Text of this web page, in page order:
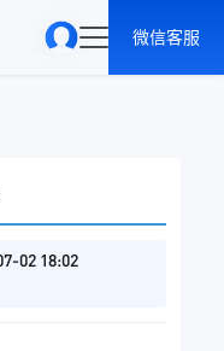
微信客服
02 18:02